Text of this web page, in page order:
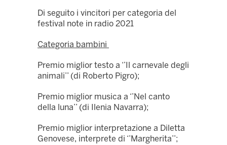
Di seguito i vincitori per categoria del
festival note in radio 2021
Categoria bambini
Premio miglior testo a ‘’Il carnevale degli
animali’’ (di Roberto Pigro);
Premio miglior musica a ‘’Nel canto
della luna’’ (di Ilenia Navarra);
Premio miglior interpretazione a Diletta
Genovese, interprete di ‘’Margherita’’;